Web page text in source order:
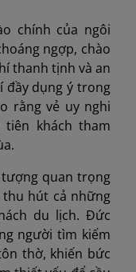
chính của ngôi
ngợp, chào
thanh tịnh và an
đầy dụng ý trong
rằng vẻ uy nghi
khách tham
quan trọng
thu hút cả những
du lịch. Đức
người tìm kiếm
thờ, khiến bức